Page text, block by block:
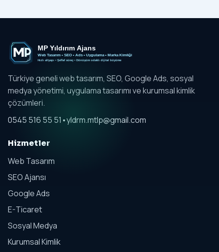
Türkiye geneli web tasarım, SEO, Google Ads, sosyal
medya yönetimi, uygulama tasarımı ve kurumsal kimlik
çözümleri.
0545 516 55 51 •yldrm.mtlp@gmail.com
Hizmetler
Web Tasarım
SEO Ajansı
Google Ads
E-Ticaret
Sosyal Medya
Kurumsal Kimlik